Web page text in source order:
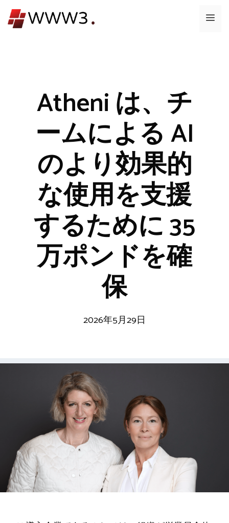
ン
メ
Atheni は、チ
ームによる AI
のより効果的
な使用を支援
するために 35
万ポンドを確
保
2026年5月29日